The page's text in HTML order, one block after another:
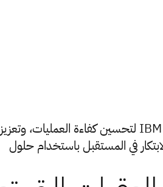
منصة عالمية للطاقة المتجددة تتعاون مع شركة IBM لتحسين كفاءة العمليات، وتعزيز
في المستقبل باستخدام حلول